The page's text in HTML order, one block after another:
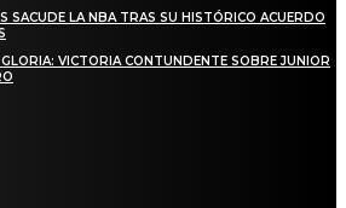
SACUDE LA NBA TRAS SU HISTÓRICO ACUERDO
VICTORIA CONTUNDENTE SOBRE JUNIOR